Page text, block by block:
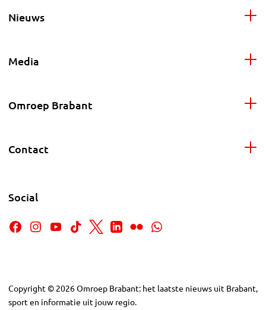
Nieuws
Media
Omroep Brabant
Contact
Social
Copyright © 2026Omroep Brabant: het laatste nieuws uit Brabant,
sport en informatie uit jouw regio.